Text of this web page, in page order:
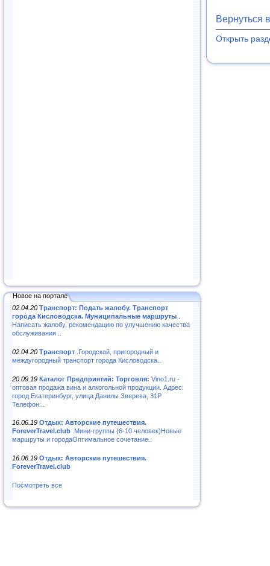
Новое на портале
02.04.20 Транспорт: Подать жалобу. Транспорт
города Кисловодска. Муниципальные маршруты
Написать жалобу, рекомендацию по улучшению качества
обслуживания ..
02.04.20 Транспорт .Городской, пригородный и
междугородный транспорт города Кисловодска..
20.09.19 Каталог Предприятий: Торговля: Vino1.ru -
оптовая продажа вина и алкогольной продукции. Адрес:
город Екатеринбург, улица Данилы Зверева, 31Р
Телефон:..
16.06.19 Отдых: Авторские путешествия.
ForeverTravel.club .Мини-группы (6-10 человек)Новые
маршруты и городаОптимальное сочетание..
16.06.19 Отдых: Авторские путешествия.
ForeverTravel.club
Посмотреть все
Вернуться
Открыть